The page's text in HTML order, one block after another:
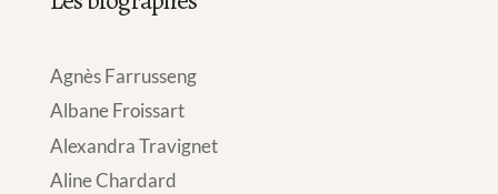
Agnès Farrusseng
Albane Froissart
Alexandra Travignet
Aline Chardard